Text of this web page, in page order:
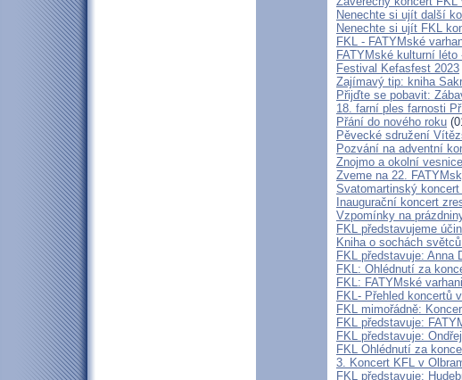
Nenechte si ujít další
Nenechte si ujít FKL
FKL - FATYMské
FATYMské kulturní léto
Festival Kefasfest 2023
Zajímavý tip: kniha
Přijďte se pobavit:
18. farní ples farnosti
Přání do nového roku
Pěvecké sdružení
Pozvání na adventní
Znojmo a okolní
Zveme na 22.
Svatomartinský
Inaugurační koncert
Vzpomínky na
FKL představujeme
Kniha o sochách
FKL představuje: Anna
FKL: Ohlédnutí za
FKL: FATYMské
FKL- Přehled koncertů
FKL mimořádně:
FKL představuje:
FKL představuje:
FKL Ohlédnutí za
3. Koncert KFL v
FKL představuje: